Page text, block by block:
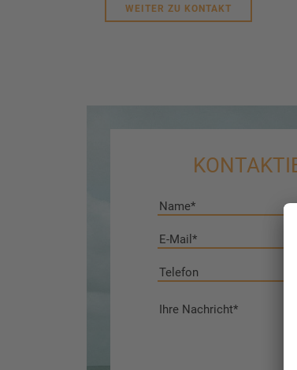
WEITER ZU KONTAKT